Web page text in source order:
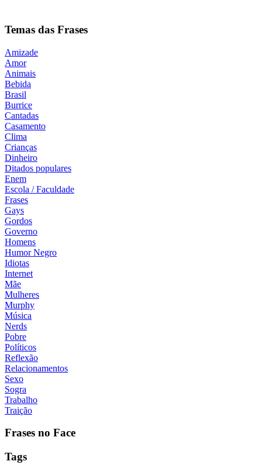
Temas das Frases
Amizade
Amor
Animais
Bebida
Brasil
Burrice
Cantadas
Casamento
Clima
Crianças
Dinheiro
Ditados populares
Enem
Escola / Faculdade
Frases
Gays
Gordos
Governo
Homens
Humor Negro
Idiotas
Internet
Mãe
Mulheres
Murphy
Música
Nerds
Pobre
Políticos
Reflexão
Relacionamentos
Sexo
Sogra
Trabalho
Traição
Frases no Face
Tags